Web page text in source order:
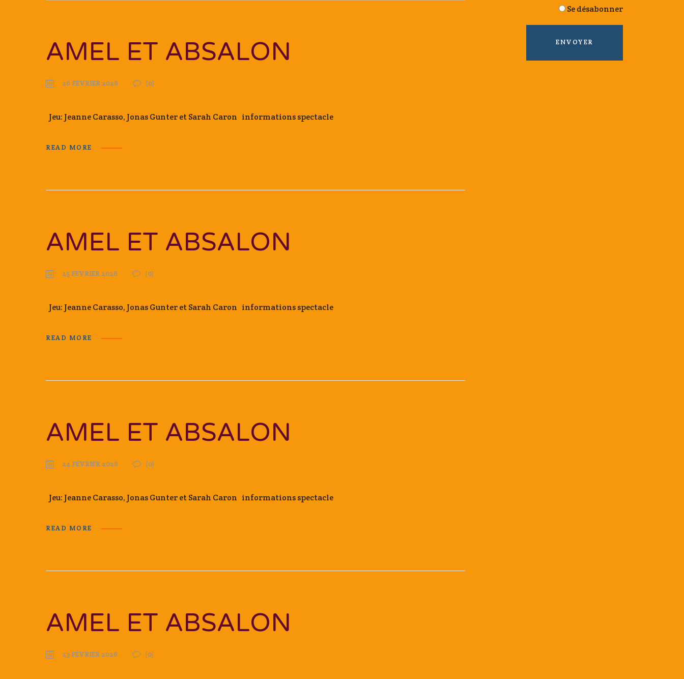
AMEL ET ABSALON
26 FÉVRIER 2026 (0)
Jeu: Jeanne Carasso, Jonas Gunter et Sarah Caron informations spectacle
READ MORE
AMEL ET ABSALON
25 FÉVRIER 2026 (0)
Jeu: Jeanne Carasso, Jonas Gunter et Sarah Caron informations spectacle
READ MORE
AMEL ET ABSALON
24 FÉVRIER 2026 (0)
Jeu: Jeanne Carasso, Jonas Gunter et Sarah Caron informations spectacle
READ MORE
AMEL ET ABSALON
23 FÉVRIER 2026 (0)
Se désabonner